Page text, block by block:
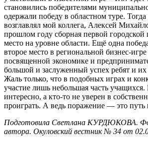
становились победителями
одержали победу в областном туре.
возглавлял мой коллега, Алексей
прошлом году сборная первой городской
место на уровне области. Ещё одна
второе место в региональной бизнес-
посвященной экономике и
большой и заслуженный успех ребят и их
Жаль только, что в подобных играх и
участие лишь небольшая часть учащихся.
интересно, а кто-то не уверен в
проиграть. А ведь поражение — это путь
Подготовила Светлана КУРДЮКОВА.
автора. Окуловский вестник № 34 от